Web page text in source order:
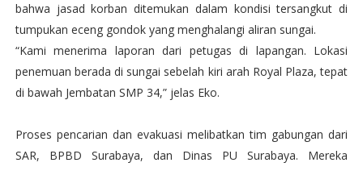
bahwa jasad korban ditemukan dalam kondisi tersangkut di
tumpukan eceng gondok yang menghalangi aliran sungai.
“Kami menerima laporan dari petugas di lapangan. Lokasi
penemuan berada di sungai sebelah kiri arah Royal Plaza, tepat
di bawah Jembatan SMP 34,” jelas Eko.
Proses pencarian dan evakuasi melibatkan tim gabungan dari
SAR, BPBD Surabaya, dan Dinas PU Surabaya. Mereka